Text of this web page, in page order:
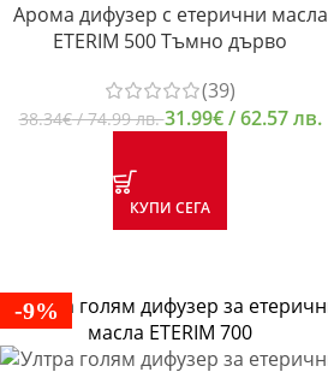
Арома дифузер с етерични масла
ETERIM 500 Тъмно дърво
(39)
38.34€/ 74.99 лв.31.99€/ 62.57 лв.
КУПИ СЕГА
-9%